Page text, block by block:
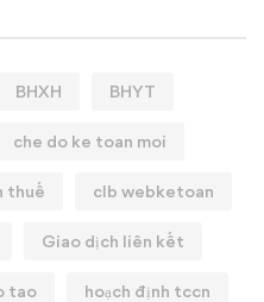
BHXH BHYT
che do ke toan moi
thuế clb webketoan
Giao dịch liên kết
tao hoạch định tccn